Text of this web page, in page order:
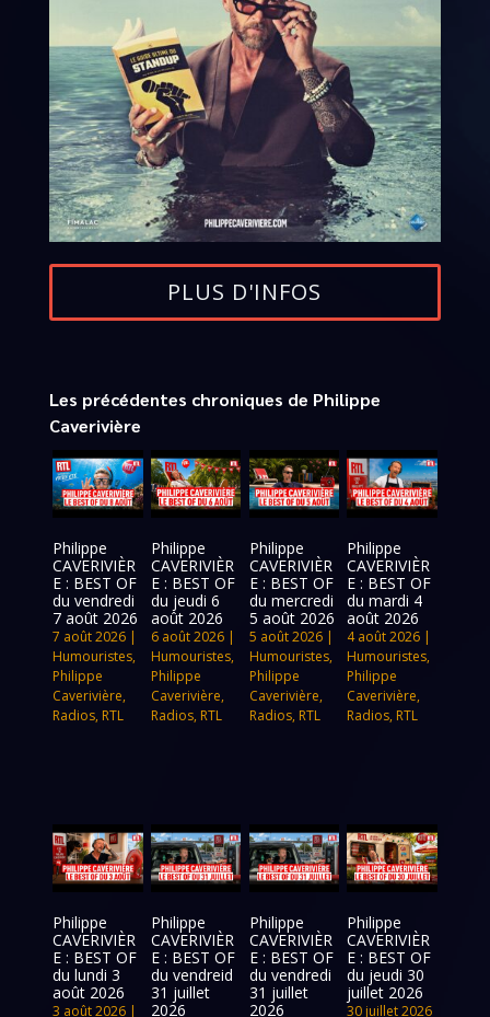
PLUS D'INFOS
Les précédentes chroniques de Philippe
Caverivière
Philippe
CAVERIVIÈR
E : BEST OF
du vendredi
7 août 2026
7 août 2026 |
Humouristes,
Philippe
Caverivière,
Radios, RTL
Philippe
CAVERIVIÈR
E : BEST OF
du jeudi 6
août 2026
6 août 2026|
Humouristes,
Philippe
Caverivière,
Radios, RTL
Philippe
CAVERIVIÈR
E : BEST OF
du mercredi
5 août 2026
5 août 2026|
Humouristes,
Philippe
Caverivière,
Radios, RTL
Philippe
CAVERIVIÈR
E : BEST OF
du mardi 4
août 2026
4 août 2026 |
Humouristes,
Philippe
Caverivière,
Radios, RTL
Philippe
CAVERIVIÈR
E : BEST OF
du lundi 3
août 2026
3 août 2026 |
Philippe
CAVERIVIÈR
E : BEST OF
du vendreid
31 juillet
2026
Philippe
CAVERIVIÈR
E : BEST OF
du vendredi
31 juillet
2026
Philippe
CAVERIVIÈR
E : BEST OF
du jeudi 30
juillet 2026
30 juillet 2026